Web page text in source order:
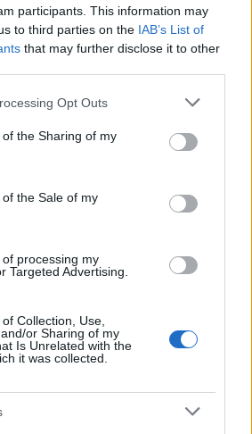
participants. This information may
to third parties on the IAB’s List of
that may further disclose it to other
app uses one or more Google
or usage behaviour. You may click to
to Google and its third-party tags to
specified purposes in below Google
Opt Outs
the Sharing of my
the Sale of my
processing my
Targeted Advertising.
Collection, Use,
or Sharing of my
Is Unrelated with the
it was collected.